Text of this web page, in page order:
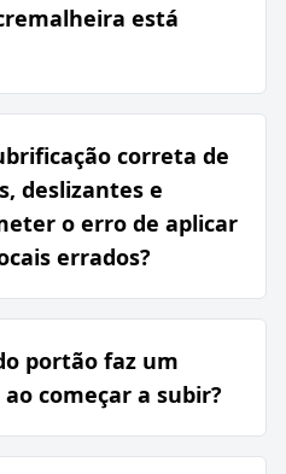
está
correta de
deslizantes e
o erro de aplicar
errados?
portão faz um
começar a subir?